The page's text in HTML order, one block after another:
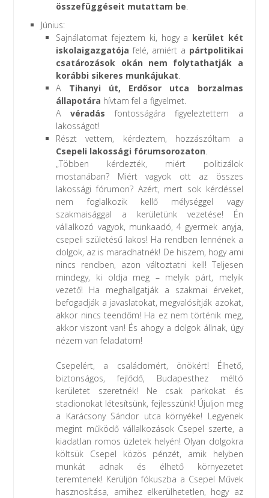
összefüggéseit mutattam be.
Június:
Sajnálatomat fejeztem ki, hogy a kerület két
iskolaigazgatója felé, amiért a pártpolitikai
csatározások okán nem folytathatják a
korábbi sikeres munkájukat.
A Tihanyi út, Erdősor utca borzalmas
állapotára hívtam fel a figyelmet.
A véradás fontosságára figyeleztettem a
lakosságot!
Részt vettem, kérdeztem, hozzászóltam a
Csepeli lakossági fórumsorozaton.
„Többen kérdezték, miért politizálok
mostanában? Miért vagyok ott az összes
lakossági fórumon? Azért, mert sok kérdéssel
nem foglalkozik kellő mélységgel vagy
szakmaisággal a kerületünk vezetése! Én
vállalkozó vagyok, munkaadó, 4 gyermek anyja,
csepeli születésű lakos! Ha rendben lennének a
dolgok, az is maradhatnék! De hiszem, hogy ami
nincs rendben, azon változtatni kell! Teljesen
mindegy, ki oldja meg – melyik párt, melyik
vezető! Ha meghallgatják a szakmai érveket,
befogadják a javaslatokat, megvalósítják azokat,
akkor nincs teendőm! Ha ez nem történik meg,
akkor viszont van! És ahogy a dolgok állnak, úgy
nézem van feladatom!
Csepelért, a családomért, önökért! Élhető,
biztonságos, fejlődő, Budapesthez méltó
kerületet szeretnék! Ne csak parkokat és
stadionokat létesítsünk, fejlesszünk! Újuljon meg
a Karácsony Sándor utca környéke! Legyenek
megint működő vállalkozások Csepel szerte, a
kiadatlan romos üzletek helyén! Olyan dolgokra
költsük Csepel közös pénzét, amik helyben
munkát adnak és élhető környezetet
teremtenek! Kerüljön fókuszba a Csepel Művek
hasznosítása, amihez elkerülhetetlen, hogy az